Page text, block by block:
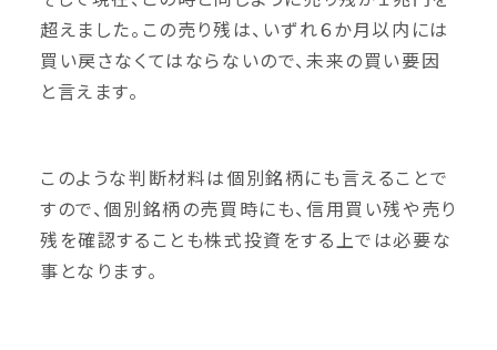
超えました。この売り残は、いずれ６か月以内には
買い戻さなくてはならないので、未来の買い要因
と言えます。
このような判断材料は個別銘柄にも言えることで
すので、個別銘柄の売買時にも、信用買い残や売り
残を確認することも株式投資をする上では必要な
事となります。